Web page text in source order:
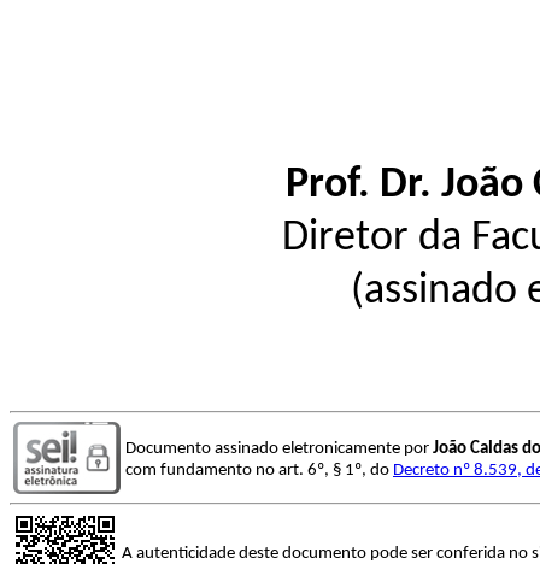
Prof. Dr. João
Diretor da
(assinado
Documento assinado eletronicamente por João Caldas
com fundamento no art. 6º, § 1º, do Decreto nº 8.539,
A autenticidade deste documento pode ser conferida no